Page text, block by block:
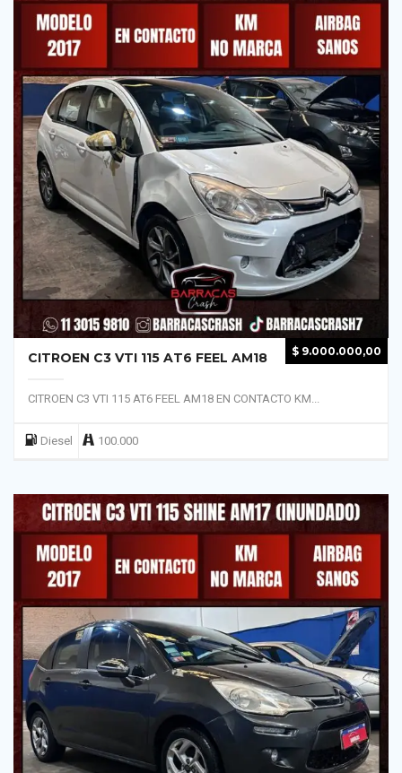
$ 9.000.000,00
CITROEN C3 VTI 115 AT6 FEEL AM18
CITROEN C3 VTI 115 AT6 FEEL AM18 EN CONTACTO KM...
Diesel 100.000